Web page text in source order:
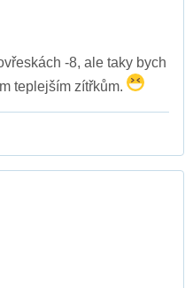
-8, ale taky bych
teplejším zítřkům.